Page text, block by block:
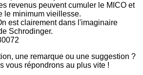
revenus peuvent cumuler le MICO et
le minimum vieillesse.
est clairement dans l'imaginaire
Schrodinger.
une remarque ou une suggestion ?
vous répondrons au plus vite !